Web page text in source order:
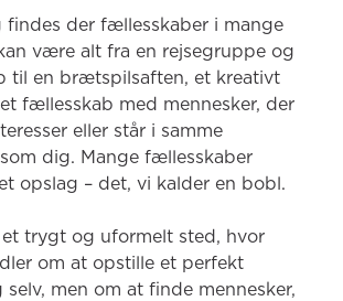
findes der fællesskaber i mange
være alt fra en rejsegruppe og
til en brætspilsaften, et kreativt
fællesskab med mennesker, der
eller står i samme
dig. Mange fællesskaber
opslag – det, vi kalder en bobl.
trygt og uformelt sted, hvor
om at opstille et perfekt
selv, men om at finde mennesker,